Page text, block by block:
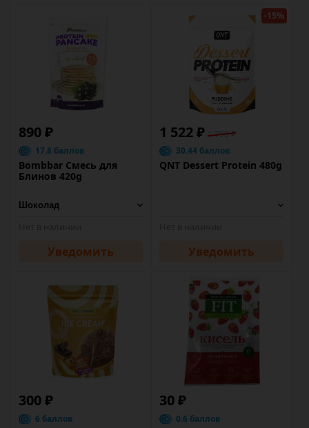
890 ₽
17.8 баллов
Bombbar Смесь для
Блинов 420g
Уведомить
-15%
1 522 ₽ 1 790 ₽
30.44 баллов
QNT Dessert Protein 480g
Уведомить
300 ₽
6 баллов
30 ₽
0.6 баллов